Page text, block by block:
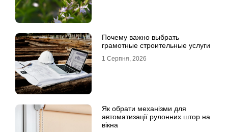
Почему важно выбрать
грамотные строительные услуги
1 Серпня, 2026
Як обрати механізми для
автоматизації рулонних штор на
вікна